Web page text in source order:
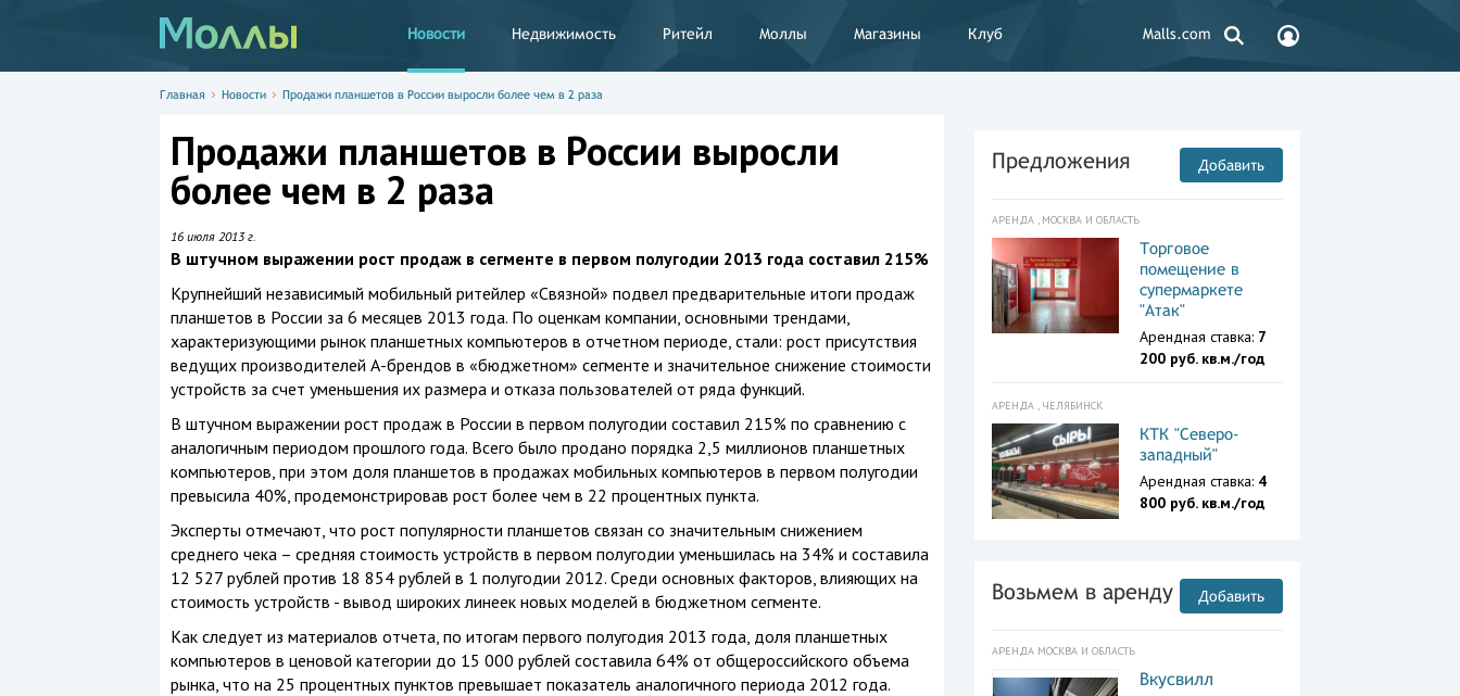
Новости Недвижимость Ритейл Моллы Магазины Клуб Malls.com
Главная Новости Продажи планшетов в России выросли более чем в 2 раза
Продажи планшетов в России выросли
более чем в 2 раза
16 июля 2013 г.
В штучном выражении рост продаж в сегменте в первом полугодии 2013 года составил 215%
Крупнейший независимый мобильный ритейлер «Связной» подвел предварительные итоги продаж
планшетов в России за 6 месяцев 2013 года. По оценкам компании, основными трендами,
характеризующими рынок планшетных компьютеров в отчетном периоде, стали: рост присутствия
ведущих производителей А-брендов в «бюджетном» сегменте и значительное снижение стоимости
устройств за счет уменьшения их размера и отказа пользователей от ряда функций.
В штучном выражении рост продаж в России в первом полугодии составил 215% по сравнению с
аналогичным периодом прошлого года. Всего было продано порядка 2,5 миллионов планшетных
компьютеров, при этом доля планшетов в продажах мобильных компьютеров в первом полугодии
превысила 40%, продемонстрировав рост более чем в 22 процентных пункта.
Эксперты отмечают, что рост популярности планшетов связан со значительным снижением
среднего чека – средняя стоимость устройств в первом полугодии уменьшилась на 34% и составила
12 527 рублей против 18 854 рублей в 1 полугодии 2012. Среди основных факторов, влияющих на
стоимость устройств - вывод широких линеек новых моделей в бюджетном сегменте.
Как следует из материалов отчета, по итогам первого полугодия 2013 года, доля планшетных
компьютеров в ценовой категории до 15 000 рублей составила 64% от общероссийского объема
рынка, что на 25 процентных пунктов превышает показатель аналогичного периода 2012 года.
Предложения Добавить
АРЕНДА , МОСКВА И ОБЛАСТЬ
Торговое
помещение в
супермаркете
"Атак"
Арендная ставка: 7
200 руб. кв.м./год
АРЕНДА , ЧЕЛЯБИНСК
КТК "Северо-
западный"
Арендная ставка: 4
800 руб. кв.м./год
Возьмем в аренду Добавить
АРЕНДА МОСКВА И ОБЛАСТЬ
Вкусвилл